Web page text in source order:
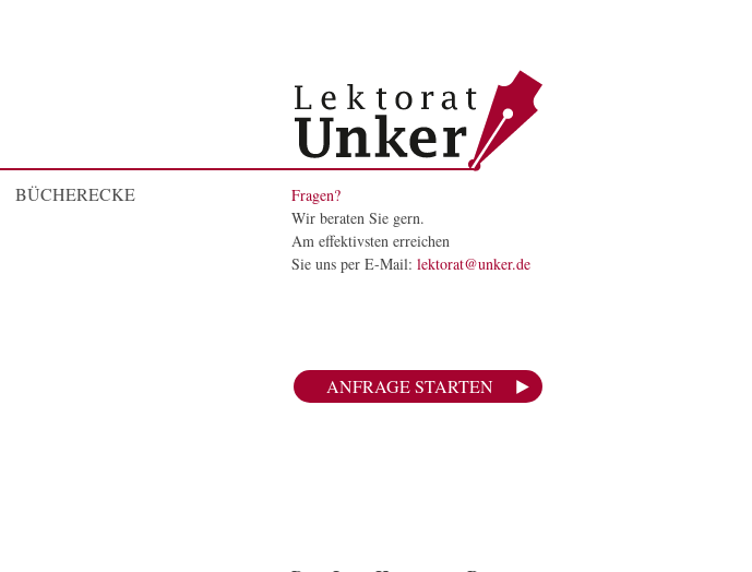
BÜCHERECKE
Fragen?
Wir beraten Sie gern.
Am effektivsten erreichen
Sie uns per E-Mail: lektorat@unker.de
ANFRAGE STARTEN